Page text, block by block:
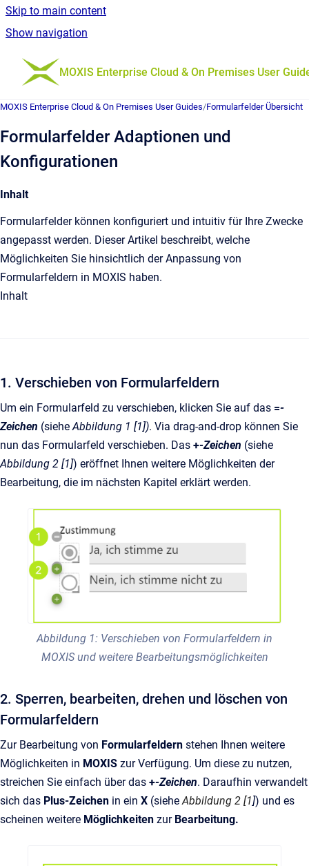
Skip to main content
Show navigation
Go to homepage
MOXIS Enterprise Cloud & On Premises User
MOXIS Enterprise Cloud & On Premises User Guides/Formularfelder Übersicht
Formularfelder Adaptionen und
Konfigurationen
Inhalt
Formularfelder können konfiguriert und intuitiv für Ihre Zwecke
angepasst werden. Dieser Artikel beschreibt, welche
Möglichkeiten Sie hinsichtlich der Anpassung von
Formularfeldern in MOXIS haben.
Inhalt
1. Verschieben von Formularfeldern
Um ein Formularfeld zu verschieben, klicken Sie auf das =-
Zeichen (sieheAbbildung 1 [1]). Via drag-and-drop können Sie
nun das Formularfeld verschieben. Das +-Zeichen (siehe
Abbildung 2 [1]) eröffnet Ihnen weitere Möglichkeiten der
Bearbeitung, die im nächsten Kapitel erklärt werden.
Abbildung 1: Verschieben von Formularfeldern in
MOXIS und weitere Bearbeitungsmöglichkeiten
2. Sperren, bearbeiten, drehen und löschen von
Formularfeldern
Zur Bearbeitung von Formularfeldern stehen Ihnen weitere
Möglichkeiten in MOXIS zur Verfügung. Um diese zu nutzen,
streichen Sie einfach über das +-Zeichen. Daraufhin verwandelt
sich das Plus-Zeichen in ein X (sieheAbbildung 2 [1]) und es
scheinen weitere Möglichkeiten zur Bearbeitung.